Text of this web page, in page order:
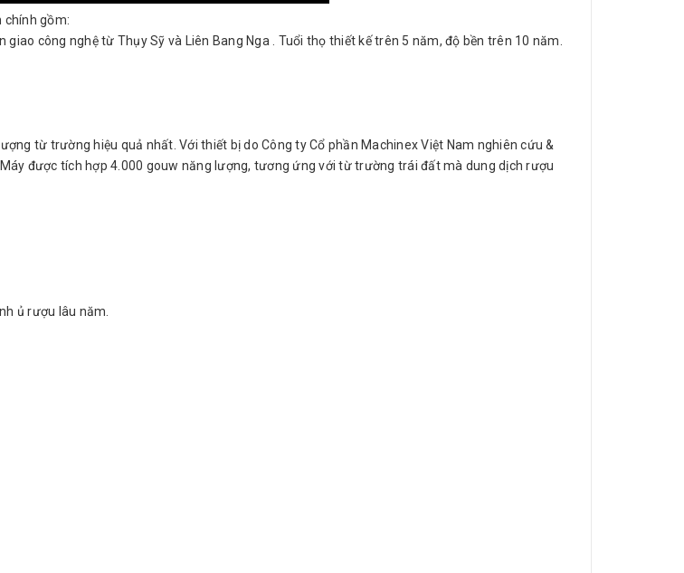
chính gồm:
công nghệ từ Thụy Sỹ và Liên Bang Nga . Tuổi thọ thiết kế trên 5 năm, độ bền trên 10 năm.
từ trường hiệu quả nhất. Với thiết bị do Công ty Cổ phần Machinex Việt Nam nghiên cứu &
được tích hợp 4.000 gouw năng lượng, tương ứng với từ trường trái đất mà dung dịch rượu
ủ rượu lâu năm.